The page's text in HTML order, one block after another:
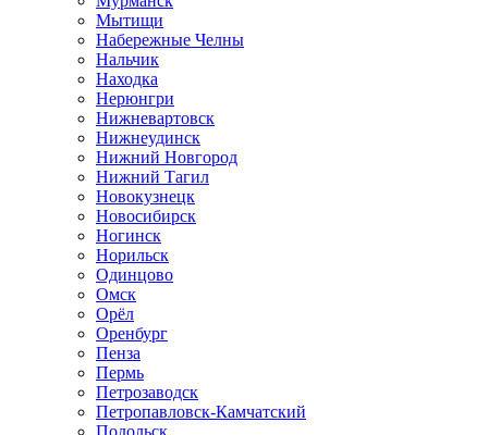
Мытищи
Набережные Челны
Нальчик
Находка
Нерюнгри
Нижневартовск
Нижнеудинск
Нижний Новгород
Нижний Тагил
Новокузнецк
Новосибирск
Ногинск
Норильск
Одинцово
Омск
Орёл
Оренбург
Пенза
Пермь
Петрозаводск
Петропавловск-Камчатский
Подольск